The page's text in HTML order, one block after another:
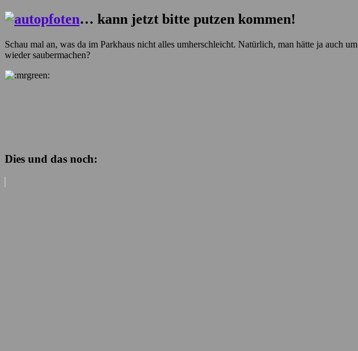
… kann jetzt bitte putzen kommen!
Schau mal an, was da im Parkhaus nicht alles umherschleicht. Natürlich, man hätte ja auch
wieder saubermachen?
Dies und das noch: